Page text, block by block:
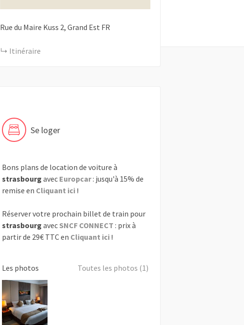
Rue du Maire Kuss 2 Grand Est FR
Itinéraire
Se loger
Bons plans de location de voiture à
strasbourg avec Europcar: jusqu'à 15% de
remise en Cliquant ici !
Réserver votre prochain billet de train pour
strasbourg avec SNCF CONNECT : prix à
partir de 29€ TTC en Cliquant ici !
Les photos Toutes les photos (1)